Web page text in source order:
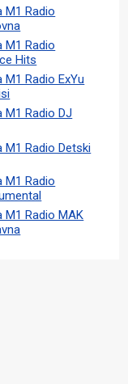
M1 Radio
M1 Radio
Hits
M1 Radio ExYu
M1 Radio DJ
M1 Radio Detski
M1 Radio
M1 Radio MAK